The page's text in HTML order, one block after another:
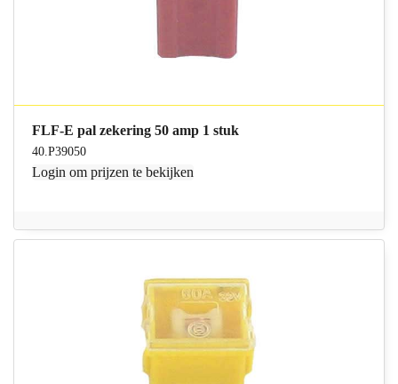
FLF-E pal zekering 50 amp 1 stuk
40.P39050
Login om prijzen te bekijken